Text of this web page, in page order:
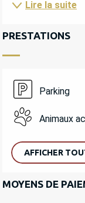
Lire la suite
PRESTATIONS
Parking
Animaux
AFFICHER
MOYENS DE